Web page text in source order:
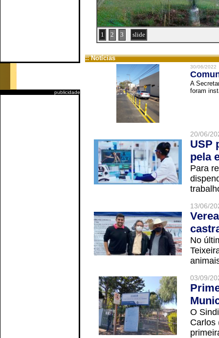
publicidade
1 2 3 slide
:: Notícias
30/06/2022
A
foram
20/06/
USP
pela
Para
13/06/
No
03/09/
O
Carlos